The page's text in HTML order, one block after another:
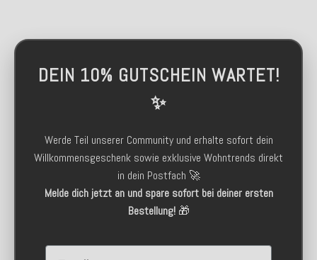
DEIN 10% GUTSCHEIN WARTET!
✨
Werde Teil unserer Community und erhalte sofort dein
Willkommensgeschenk sowie exklusive Wohntrends direkt
in dein Postfach 🚀
Melde dich jetzt an und spare sofort bei deiner ersten
Bestellung!🎁
Email